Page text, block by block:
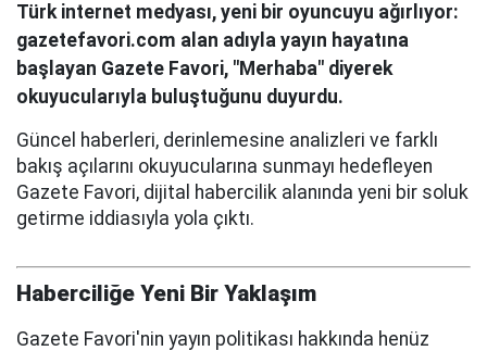
Türk internet medyası, yeni bir oyuncuyu ağırlıyor:
gazetefavori.com alan adıyla yayın hayatına
başlayan Gazete Favori, "Merhaba" diyerek
okuyucularıyla buluştuğunu duyurdu.
Güncel haberleri, derinlemesine analizleri ve farklı
bakış açılarını okuyucularına sunmayı hedefleyen
Gazete Favori, dijital habercilik alanında yeni bir soluk
getirme iddiasıyla yola çıktı.
Haberciliğe Yeni Bir Yaklaşım
Gazete Favori'nin yayın politikası hakkında henüz